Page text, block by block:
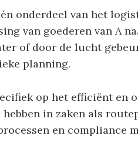
onderdeel van het
van goederen van A
of door de lucht
planning.
op het efficiënt en
in zaken als
en compliance